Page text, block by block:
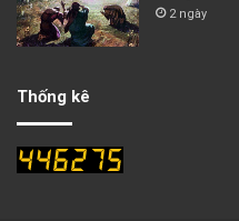
2 ngày
Thống kê